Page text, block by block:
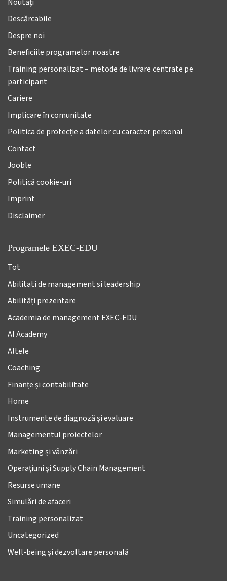
Descărcabile
Despre noi
Beneficiile programelor noastre
Training personalizat – metode de livrare centrate pe
participant
Cariere
Implicare în comunitate
Politica de protecție a datelor cu caracter personal
Contact
Jooble
Politică cookie-uri
Imprint
Disclaimer
Programele EXEC-EDU
Tot
Abilitati de management si leadership
Abilități prezentare
Academia de management EXEC-EDU
AI Academy
Altele
Coaching
Finanțe și contabilitate
Home
Instrumente de diagnoză și evaluare
Managementul proiectelor
Marketing și vânzări
Operațiuni și Supply Chain Management
Resurse umane
Simulări de afaceri
Training personalizat
Uncategorized
Well-being și dezvoltare personală